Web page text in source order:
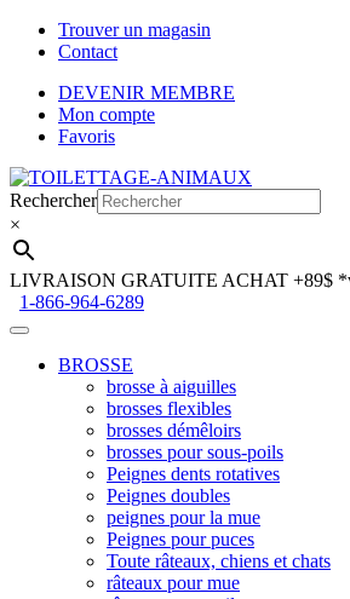
Trouver un magasin
Contact
DEVENIR MEMBRE
Mon compte
Favoris
Aller
à
la
navigation
Aller
au
contenu
Rechercher
×
LIVRAISON GRATUITE ACHAT +89$
1-866-964-6289
BROSSE
brosse à aiguilles
brosses flexibles
brosses démêloirs
brosses pour sous-poils
Peignes dents rotatives
Peignes doubles
peignes pour la mue
Peignes pour puces
Toute râteaux, chiens et chats
râteaux pour mue